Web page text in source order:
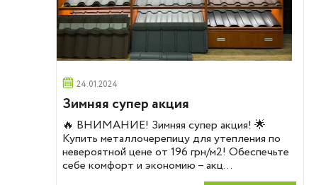
24.01.2024
Зимняя супер акция
🔥 ВНИМАНИЕ! Зимняя супер акция! 🌟
Купить металлочерепицу для утепления по
невероятной цене от 196 грн/м2! Обеспечьте
себе комфорт и экономию – акц...